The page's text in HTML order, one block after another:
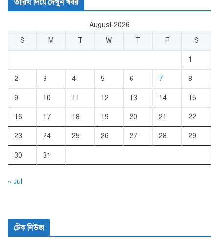
তারিখ দিয়ে দেখুন খবর
August 2026
S
M T W T F S
1
2 3 4 5 6 7 8
9 10 11 12 13 14 15
16 17 18 19 20 21 22
23 24 25 26 27 28 29
30 31
« Jul
টেক নিউজ